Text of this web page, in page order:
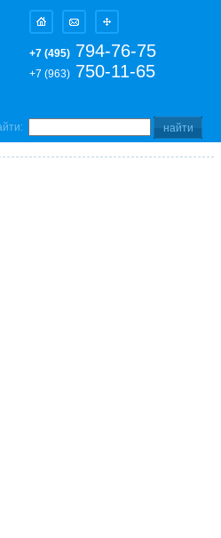
+7 (495) 794-76-75
+7 (963) 750-11-65